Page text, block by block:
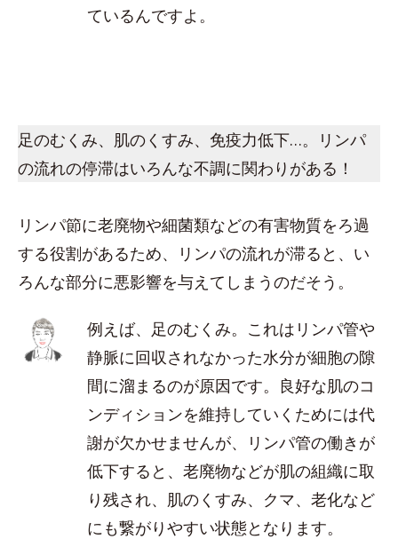
ているんですよ。
足のむくみ、肌のくすみ、免疫力低下…。リンパ
の流れの停滞はいろんな不調に関わりがある！
リンパ節に老廃物や細菌類などの有害物質をろ過
する役割があるため、リンパの流れが滞ると、い
ろんな部分に悪影響を与えてしまうのだそう。
例えば、足のむくみ。これはリンパ管や
静脈に回収されなかった水分が細胞の隙
間に溜まるのが原因です。良好な肌のコ
ンディションを維持していくためには代
謝が欠かせませんが、リンパ管の働きが
低下すると、老廃物などが肌の組織に取
り残され、肌のくすみ、クマ、老化など
にも繋がりやすい状態となります。